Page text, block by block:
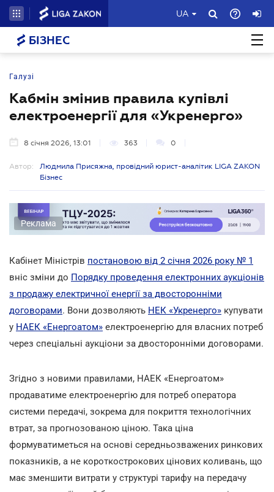
UA
БІЗНЕС
Галузі
Кабмін змінив правила купівлі
електроенергії для «Укренерго»
8 січня 2026, 13:01 363 0
Автор:
Людмила Присяжна, провідний юрист-аналітик LIGA ZAKON
Бізнес
Реклама
Кабінет Міністрів постановою від 2 січня 2026 року № 1
вніс зміни до Порядку проведення електронних аукціонів
з продажу електричної енергії за двосторонніми
договорами. Вони дозволяють НЕК «Укренерго» купувати
у НАЕК «Енергоатом» електроенергію для власних потреб
через спеціальні аукціони за двосторонніми договорами.
Згідно з новими правилами, НАЕК «Енергоатом»
продаватиме електроенергію для потреб оператора
системи передачі, зокрема для покриття технологічних
втрат, за прогнозованою ціною. Така ціна
формуватиметься на основі середньозважених ринкових
показників, а не короткострокових цінових коливань, що
має зменшити витрати у структурі тарифу на передачу